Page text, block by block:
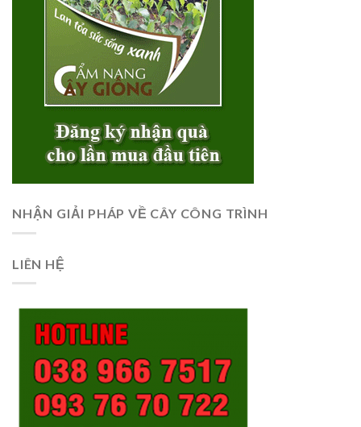
NHẬN GIẢI PHÁP VỀ CÂY CÔNG TRÌNH
LIÊN HỆ